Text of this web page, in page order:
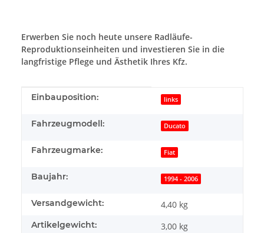
Erwerben Sie noch heute unsere Radläufe-
Reproduktionseinheiten und investieren Sie in die
langfristige Pflege und Ästhetik Ihres Kfz.
Produkteigenschaft
Wert
Einbauposition: links
Fahrzeugmodell: Ducato
Fahrzeugmarke: Fiat
Baujahr: 1994 - 2006
Versandgewicht: 4,40 kg
Artikelgewicht: 3,00 kg